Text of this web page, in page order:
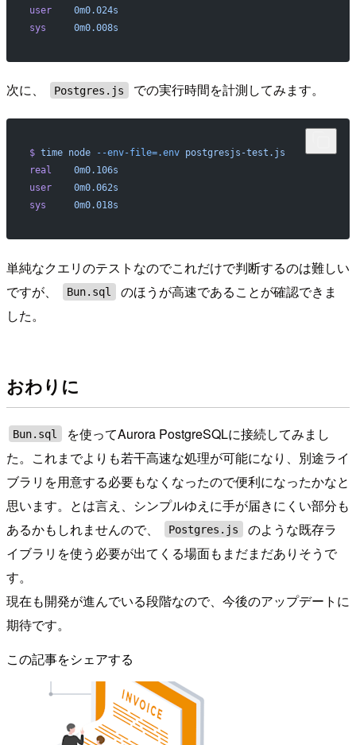
user
    0m0.024s
sys
     0m0.008s
次に、 Postgres.js での実行時間を計測してみます。
$ time node --env-file=.env postgresjs-test.js
real
    0m0.106s
user
    0m0.062s
sys
     0m0.018s
単純なクエリのテストなのでこれだけで判断するのは難しい
ですが、
Bun.sql
のほうが高速であることが確認できま
した。
おわりに
Bun.sql
を使ってAurora PostgreSQLに接続してみまし
た。これまでよりも若干高速な処理が可能になり、別途ライ
ブラリを用意する必要もなくなったので便利になったかなと
思います。とは言え、シンプルゆえに手が届きにくい部分も
あるかもしれませんので、
Postgres.js
のような既存ラ
イブラリを使う必要が出てくる場面もまだまだありそうで
す。
現在も開発が進んでいる段階なので、今後のアップデートに
期待です。
この記事をシェアする